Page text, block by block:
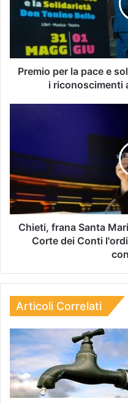
Premio per la pace e
i riconoscimenti
Chieti, frana Santa
Corte dei Conti
Articoli Correlati